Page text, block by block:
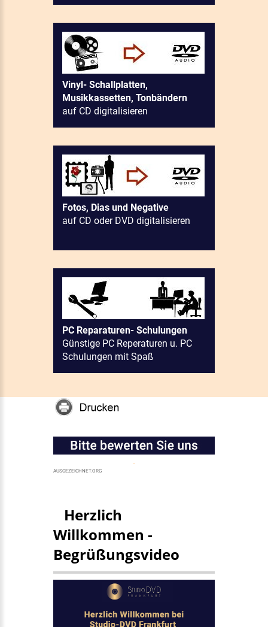
Vinyl- Schallplatten,
Musikkassetten, Tonbändern
auf CD digitalisieren
Fotos, Dias und Negative
auf CD oder DVD digitalisieren
PC Reparaturen- Schulungen
Günstige PC Reperaturen u. PC
Schulungen mit Spaß
.
AUSGEZEICHNET.ORG
Herzlich
Willkommen -
Begrüßungsvideo